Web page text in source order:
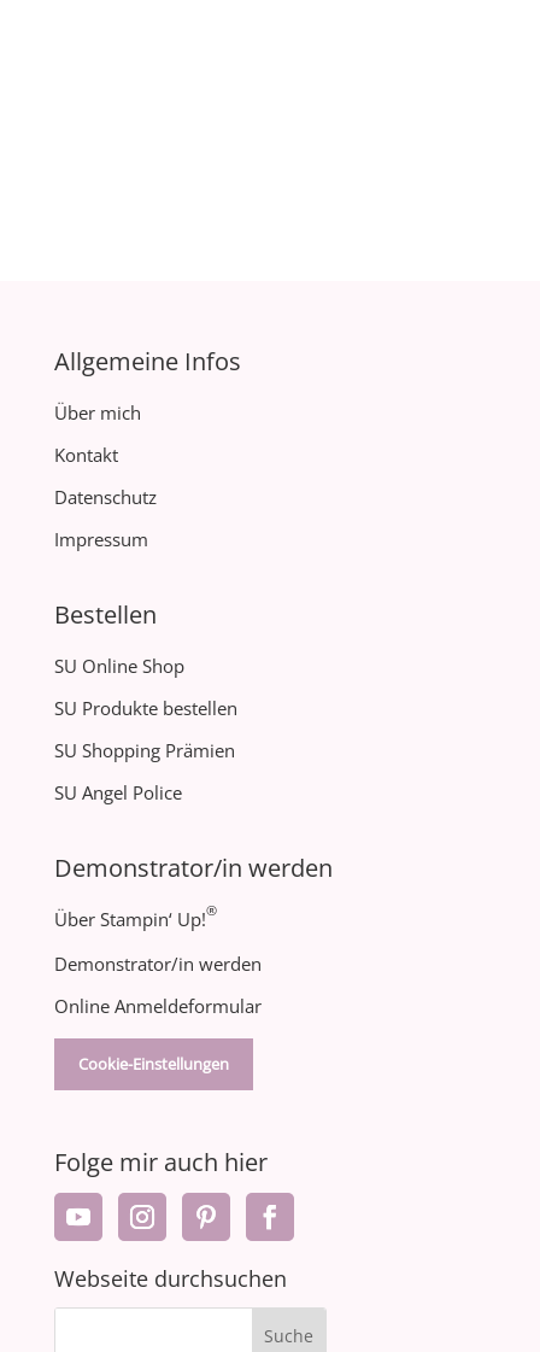
Allgemeine Infos
Über mich
Kontakt
Datenschutz
Impressum
Bestellen
SU Online Shop
SU Produkte bestellen
SU Shopping Prämien
SU Angel Police
Demonstrator/in werden
Über Stampin‘ Up!®
Demonstrator/in werden
Online Anmeldeformular
Cookie-Einstellungen
Folge mir auch hier
Webseite durchsuchen